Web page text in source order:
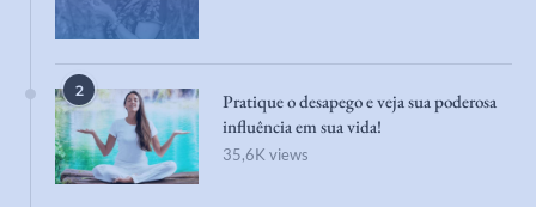
2
Pratique o desapego e veja sua poderosa
influência em sua vida!
35,6K views